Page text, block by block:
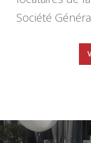
Société